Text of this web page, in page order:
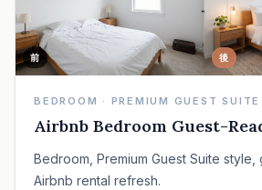
前 後
BEDROOM · PREMIUM GUEST SUITE
Airbnb Bedroom Guest-
Bedroom, Premium Guest Suite
Airbnb rental refresh.